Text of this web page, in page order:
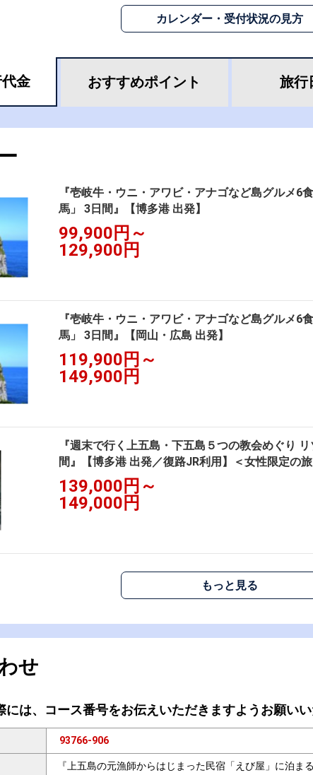
カレンダー・受付状況の見方
金 おすすめポイント 旅行
『壱岐牛・ウニ・アワビ・アナゴなど島グルメ
馬」 3日間』【博多港 出発】
99,900円～
129,900円
『壱岐牛・ウニ・アワビ・アナゴなど島グルメ
馬」 3日間』【岡山・広島 出発】
119,900円～
149,900円
『週末で行く上五島・下五島５つの教会めぐり
間』【博多港 出発／復路JR利用】＜女性限定の旅
139,000円～
149,000円
もっと見る
せ
には、コース番号をお伝えいただきますようお願いい
93766-906
『上五島の元漁師からはじまった民宿「えび屋」に泊